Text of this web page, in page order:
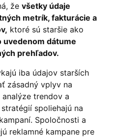
že všetky údaje
metrík, fakturácie a
ktoré sú staršie ako
uvedenom dátume
prehľadov.
iba údajov starších
zásadný vplyv na
trendov a
spoliehajú na
Spoločnosti a
reklamné kampane pre